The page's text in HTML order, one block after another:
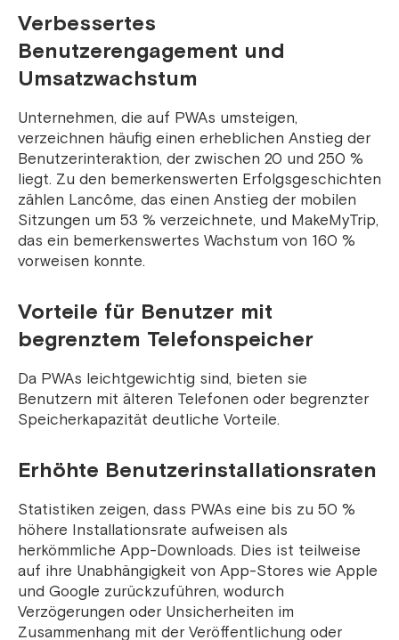
Verbessertes
Benutzerengagement und
Umsatzwachstum
Unternehmen, die auf PWAs umsteigen,
verzeichnen häufig einen erheblichen Anstieg der
Benutzerinteraktion, der zwischen 20 und 250 %
liegt. Zu den bemerkenswerten Erfolgsgeschichten
zählen Lancôme, das einen Anstieg der mobilen
Sitzungen um 53 % verzeichnete, und MakeMyTrip,
das ein bemerkenswertes Wachstum von 160 %
vorweisen konnte.
Vorteile für Benutzer mit
begrenztem Telefonspeicher
Da PWAs leichtgewichtig sind, bieten sie
Benutzern mit älteren Telefonen oder begrenzter
Speicherkapazität deutliche Vorteile.
Erhöhte Benutzerinstallationsraten
Statistiken zeigen, dass PWAs eine bis zu 50 %
höhere Installationsrate aufweisen als
herkömmliche App-Downloads. Dies ist teilweise
auf ihre Unabhängigkeit von App-Stores wie Apple
und Google zurückzuführen, wodurch
Verzögerungen oder Unsicherheiten im
Zusammenhang mit der Veröffentlichung oder